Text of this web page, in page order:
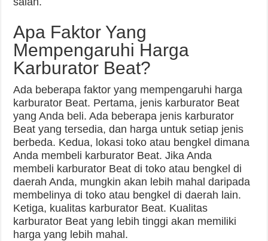
Apa Faktor Yang
Mempengaruhi Harga
Karburator Beat?
Ada beberapa faktor yang mempengaruhi harga
karburator Beat. Pertama, jenis karburator Beat
yang Anda beli. Ada beberapa jenis karburator
Beat yang tersedia, dan harga untuk setiap jenis
berbeda. Kedua, lokasi toko atau bengkel dimana
Anda membeli karburator Beat. Jika Anda
membeli karburator Beat di toko atau bengkel di
daerah Anda, mungkin akan lebih mahal daripada
membelinya di toko atau bengkel di daerah lain.
Ketiga, kualitas karburator Beat. Kualitas
karburator Beat yang lebih tinggi akan memiliki
harga yang lebih mahal.